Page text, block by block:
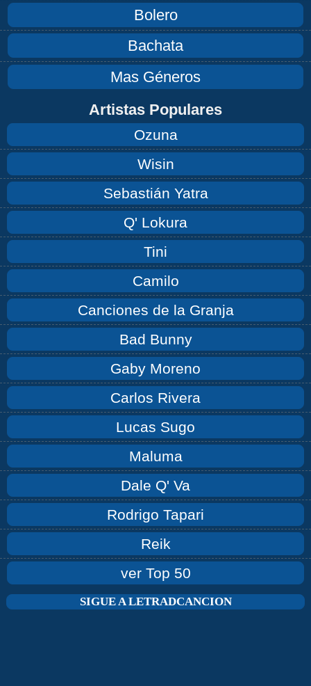
Bolero
Bachata
Mas Géneros
Artistas Populares
Ozuna
Wisin
Sebastián Yatra
Q' Lokura
Tini
Camilo
Canciones de la Granja
Bad Bunny
Gaby Moreno
Carlos Rivera
Lucas Sugo
Maluma
Dale Q' Va
Rodrigo Tapari
Reik
ver Top 50
SIGUE A LETRADCANCION